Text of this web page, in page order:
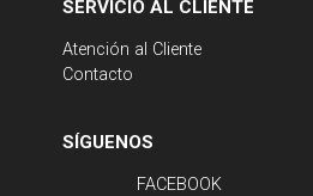
SERVICIO AL CLIENTE
Atención al Cliente
Contacto
SÍGUENOS
FACEBOOK